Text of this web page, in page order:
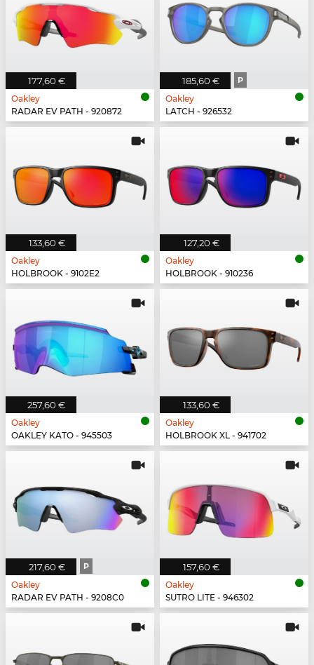
177,60 €
Oakley
RADAR EV PATH - 920872
185,60 € P
Oakley
LATCH - 926532
133,60 €
Oakley
HOLBROOK - 9102E2
127,20 €
Oakley
HOLBROOK - 910236
257,60 €
Oakley
OAKLEY KATO - 945503
133,60 €
Oakley
HOLBROOK XL - 941702
217,60 € P
Oakley
RADAR EV PATH - 9208C0
157,60 €
Oakley
SUTRO LITE - 946302